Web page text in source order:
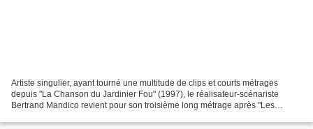
Artiste singulier, ayant tourné une multitude de clips et courts métrages
depuis "La Chanson du Jardinier Fou" (1997), le réalisateur-scénariste
Bertrand Mandico revient pour son troisième long métrage après "Les